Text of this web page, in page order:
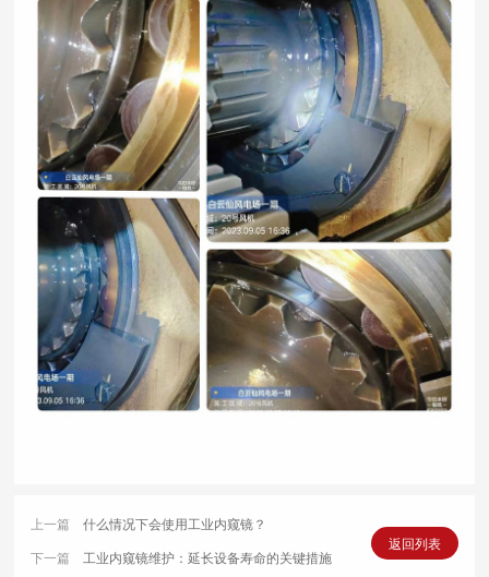
返回列表
上一篇什么情况下会使用工业内窥镜？
下一篇 工业内窥镜维护：延长设备寿命的关键措施